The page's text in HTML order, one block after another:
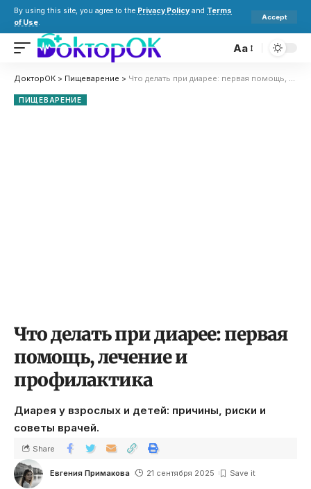
By using this site, you agree to the Privacy Policy and Terms
of Use.
Accept
Aa
ДокторОК > Пищеварение > Что делать при диарее: первая помощь, лечение и профилактика
ПИЩЕВАРЕНИЕ
Что делать при диарее: первая
помощь, лечение и
профилактика
Диарея у взрослых и детей: причины, риски и
советы врачей.
Евгения Примакова 21 сентября 2025
Share